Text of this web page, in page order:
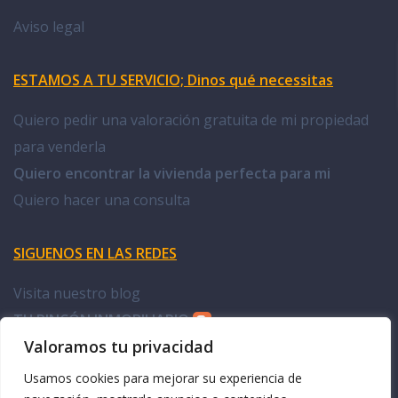
Valoramos tu privacidad
Usamos cookies para mejorar su experiencia de
Aviso legal
ESTAMOS A TU SERVICIO; Dinos qué necessitas
Quiero pedir una valoración gratuita de mi propiedad
para venderla
Quiero encontrar la vivienda perfecta para mi
Quiero hacer una consulta
SIGUENOS EN LAS REDES
Visita nuestro blog
TU RINCÓN INMOBILIARIO
Facebook Doña Casa